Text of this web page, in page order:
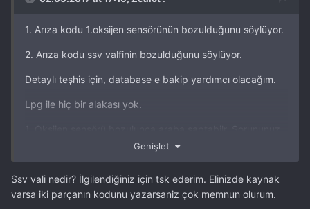
1. Arıza kodu 1.oksijen sensörünün bozulduğunu söylüyor.
2. Arıza kodu ssv valfinin bozulduğunu söylüyor.
Detaylı teşhis için, database e bakip yardımcı olacağım.
Lpg ile hiç bir alakası yok.
Genişlet
Ssv vali nedir? İlgilendiğiniz için tsk ederim. Elinizde kaynak
varsa iki parçanın kodunu yazarsaniz çok memnun olurum.